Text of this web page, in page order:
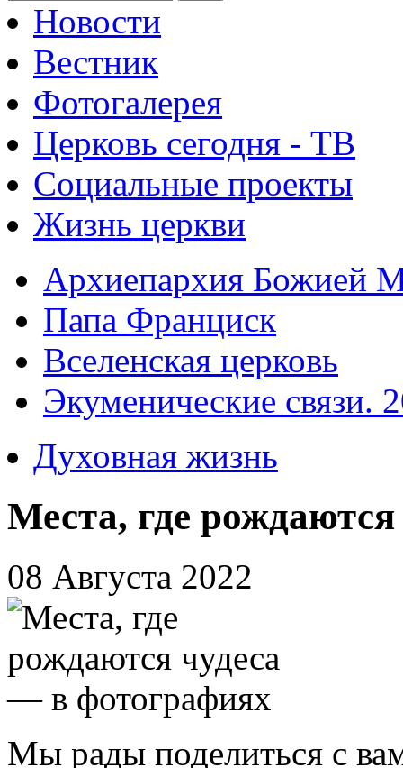
Новости
Вестник
Фотогалерея
Церковь сегодня - ТВ
Социальные проекты
Жизнь церкви
Архиепархия Божией
Папа Франциск
Вселенская церковь
Экуменические связи.
Духовная жизнь
Места, где
08 Августа 2022
Мы рады поделиться с